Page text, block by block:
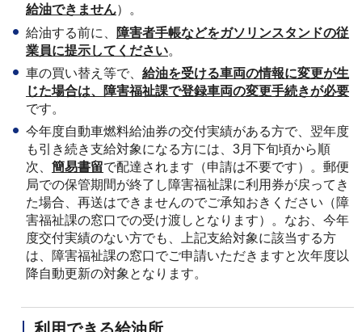
給油できません）。
給油する前に、
障害者手帳などをガソリンスタンドの従
業員に提示してください。
車の買い替え等で、 給油を受ける車両の情報に変更が生
じた場合は、障害福祉課で登録車両の変更手続きが必要
です。
今年度自動車燃料給油券の交付実績がある方で、翌年度
も引き続き支給対象になる方には、3月下旬頃から順
次、 簡易書留で配達されます（申請は不要です）。郵便
局での保管期間が終了し障害福祉課に利用券が戻ってき
た場合、再送はできませんのでご承知おきください（障
害福祉課の窓口での受け渡しとなります）。なお、今年
度交付実績のない方でも、上記支給対象に該当する方
は、障害福祉課の窓口でご申請いただきますと次年度以
降自動更新の対象となります。